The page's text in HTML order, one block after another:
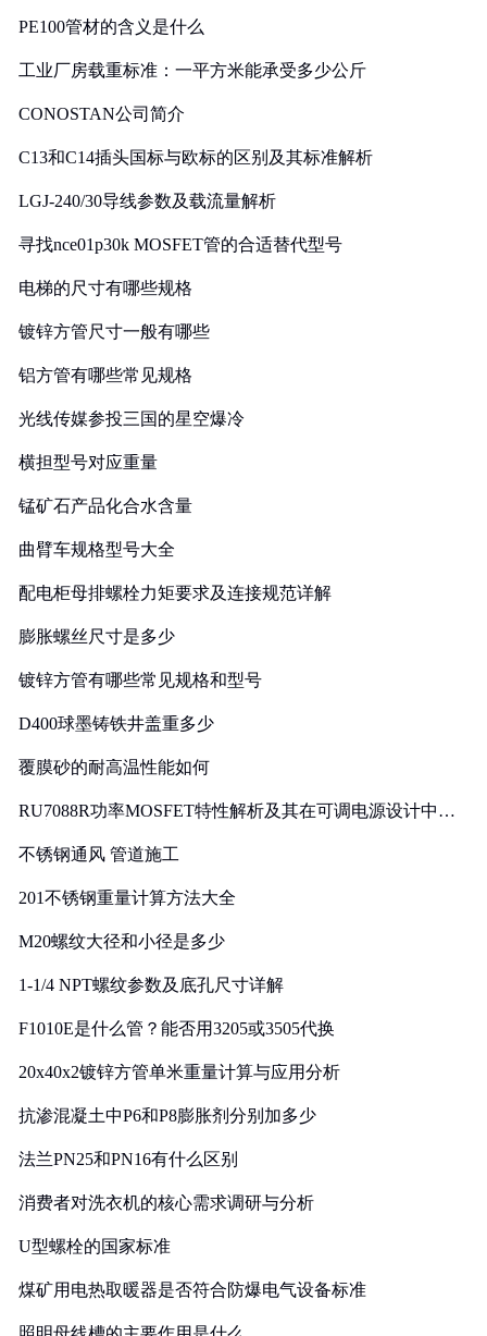
PE100管材的含义是什么
工业厂房载重标准：一平方米能承受多少公斤
CONOSTAN公司简介
C13和C14插头国标与欧标的区别及其标准解析
LGJ-240/30导线参数及载流量解析
寻找nce01p30k MOSFET管的合适替代型号
电梯的尺寸有哪些规格
镀锌方管尺寸一般有哪些
铝方管有哪些常见规格
光线传媒参投三国的星空爆冷
横担型号对应重量
锰矿石产品化合水含量
曲臂车规格型号大全
配电柜母排螺栓力矩要求及连接规范详解
膨胀螺丝尺寸是多少
镀锌方管有哪些常见规格和型号
D400球墨铸铁井盖重多少
覆膜砂的耐高温性能如何
RU7088R功率MOSFET特性解析及其在可调电源设计中的
不锈钢通风 管道施工
201不锈钢重量计算方法大全
M20螺纹大径和小径是多少
1-1/4 NPT螺纹参数及底孔尺寸详解
F1010E是什么管？能否用3205或3505代换
20x40x2镀锌方管单米重量计算与应用分析
抗渗混凝土中P6和P8膨胀剂分别加多少
法兰PN25和PN16有什么区别
消费者对洗衣机的核心需求调研与分析
U型螺栓的国家标准
煤矿用电热取暖器是否符合防爆电气设备标准